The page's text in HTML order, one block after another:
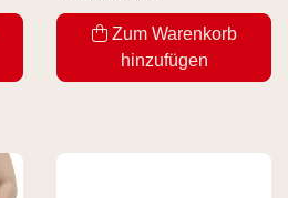
Zum Warenkorb
hinzufügen